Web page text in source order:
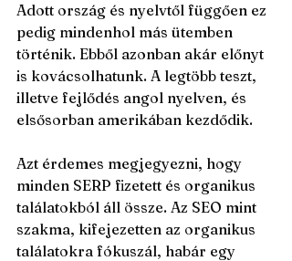
Adott ország és nyelvtől függően ez
pedig mindenhol más ütemben
történik. Ebből azonban akár előnyt
is kovácsolhatunk. A legtöbb teszt,
illetve fejlődés angol nyelven, és
elsősorban amerikában kezdődik.
Azt érdemes megjegyezni, hogy
minden SERP fizetett és organikus
találatokból áll össze. Az SEO mint
szakma, kifejezetten az organikus
találatokra fókuszál, habár egy